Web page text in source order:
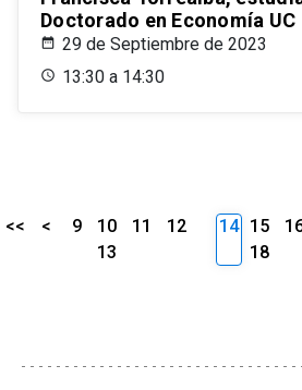
Doctorado en Economía UC
29 de Septiembre de 2023
13:30 a 14:30
<< < 9 10 11
12
13
14 15
18